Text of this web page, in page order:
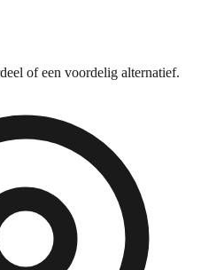
of een voordelig alternatief.